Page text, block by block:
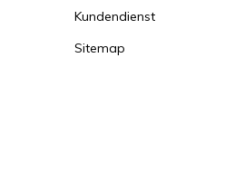
Kundendienst
Sitemap